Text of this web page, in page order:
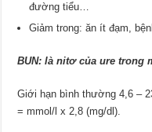
đường tiểu…
Giảm trong: ăn ít đạm,
BUN: là nitơ của ure trong
Giới hạn bình thường 4,6 –
= mmol/l x 2,8 (mg/dl).